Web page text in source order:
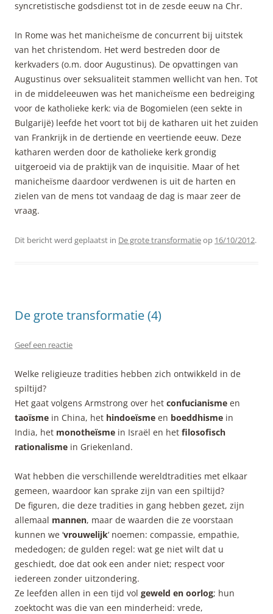
syncretistische godsdienst tot in de zesde eeuw na Chr.
In Rome was het manicheïsme de concurrent bij uitstek
van het christendom. Het werd bestreden door de
kerkvaders (o.m. door Augustinus). De opvattingen van
Augustinus over seksualiteit stammen wellicht van hen. Tot
in de middeleeuwen was het manicheïsme een bedreiging
voor de katholieke kerk: via de Bogomielen (een sekte in
Bulgarijë) leefde het voort tot bij de katharen uit het zuiden
van Frankrijk in de dertiende en veertiende eeuw. Deze
katharen werden door de katholieke kerk grondig
uitgeroeid via de praktijk van de inquisitie. Maar of het
manicheïsme daardoor verdwenen is uit de harten en
zielen van de mens tot vandaag de dag is maar zeer de
vraag.
Dit bericht werd geplaatst in De grote transformatieop 16/10/2012.
De grote transformatie (4)
Geef een reactie
Welke religieuze tradities hebben zich ontwikkeld in de
spiltijd?
Het gaat volgens Armstrong over het confucianisme en
taoïsme in China, het hindoeïsme en boeddhisme in
India, het monotheïsme in Israël en het filosofisch
rationalisme in Griekenland.
Wat hebben die verschillende wereldtradities met elkaar
gemeen, waardoor kan sprake zijn van een spiltijd?
De figuren, die deze tradities in gang hebben gezet, zijn
allemaal mannen, maar de waarden die ze voorstaan
kunnen we ‘vrouwelijk‘ noemen: compassie, empathie,
mededogen; de gulden regel: wat ge niet wilt dat u
geschiedt, doe dat ook een ander niet; respect voor
iedereen zonder uitzondering.
Ze leefden allen in een tijd vol geweld en oorlog; hun
zoektocht was die van een minderheid: vrede,